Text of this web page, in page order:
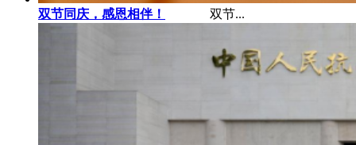
双节同庆，感恩相伴！ 双节...